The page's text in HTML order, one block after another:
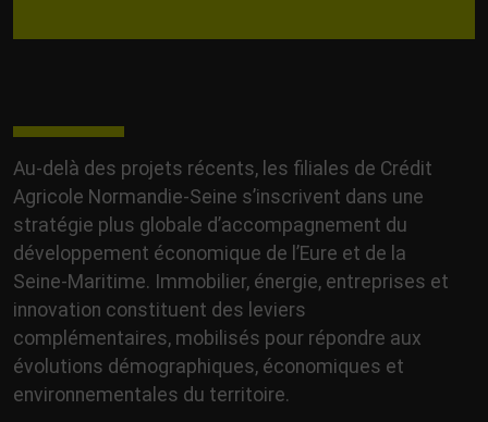
Au-delà des projets récents, les filiales de Crédit
Agricole Normandie-Seine s’inscrivent dans une
stratégie plus globale d’accompagnement du
développement économique de l’Eure et de la
Seine-Maritime. Immobilier, énergie, entreprises et
innovation constituent des leviers
complémentaires, mobilisés pour répondre aux
évolutions démographiques, économiques et
environnementales du territoire.